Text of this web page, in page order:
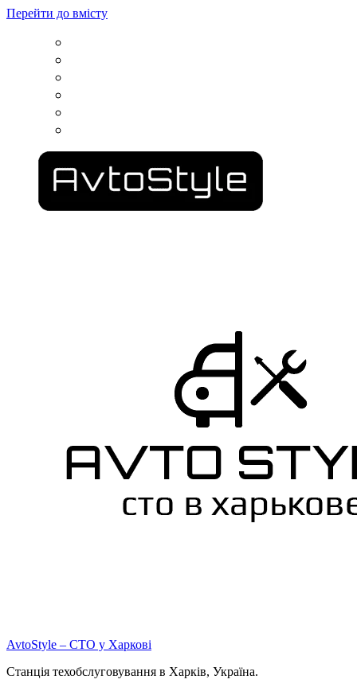
Перейти до вмісту
AvtoStyle – СТО у Харкові
Станція техобслуговування в Харків, Україна.